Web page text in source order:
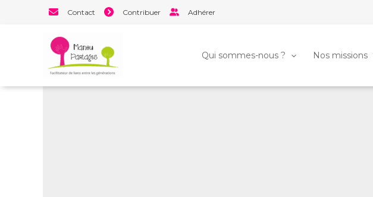
Contact Contribuer Adhérer
Qui sommes-nous ? Nos missions